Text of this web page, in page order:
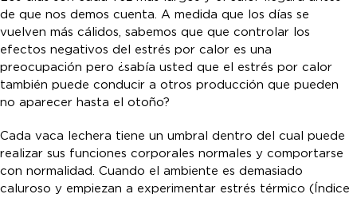
de que nos demos cuenta. A medida que los días se
vuelven más cálidos, sabemos que que controlar los
efectos negativos del estrés por calor es una
preocupación pero ¿sabía usted que el estrés por calor
también puede conducir a otros producción que pueden
no aparecer hasta el otoño?
Cada vaca lechera tiene un umbral dentro del cual puede
realizar sus funciones corporales normales y comportarse
con normalidad. Cuando el ambiente es demasiado
caluroso y empiezan a experimentar estrés térmico (Índice